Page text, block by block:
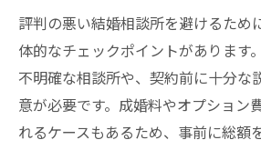
評判の悪い結婚相談所を避けるため
体的なチェックポイントがあります
不明確な相談所や、契約前に十分な
意が必要です。成婚料やオプション
れるケースもあるため、事前に総額